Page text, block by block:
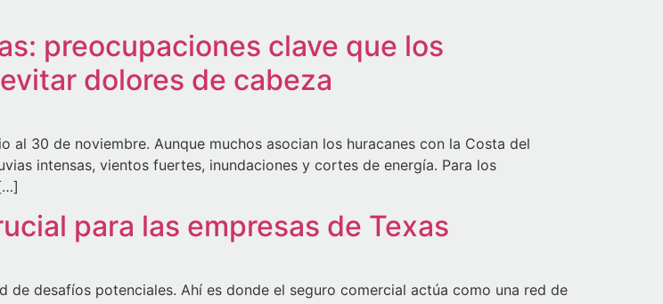
preocupaciones clave que los
dolores de cabeza
al 30 de noviembre. Aunque muchos asocian los huracanes con la Costa del
intensas, vientos fuertes, inundaciones y cortes de energía. Para los
para las empresas de Texas
desafíos potenciales. Ahí es donde el seguro comercial actúa como una red de